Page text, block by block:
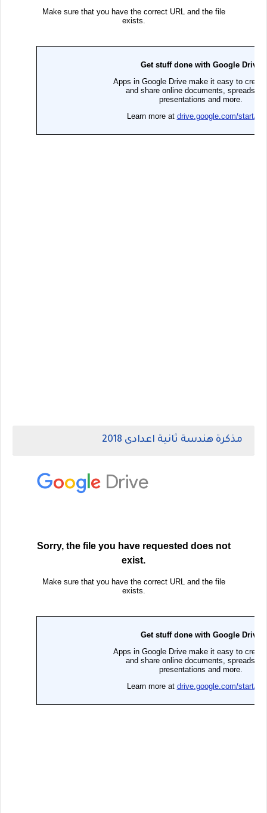
مذكرة هندسة ثانية اعدادى 2018